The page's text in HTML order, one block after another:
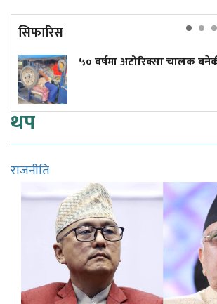
सिफारिस
५० वर्षमा अटोरिक्सा चालक
थप
राजनीति